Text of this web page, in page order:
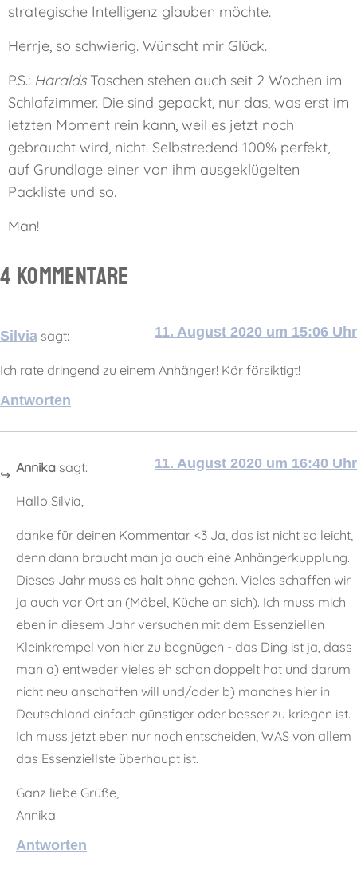
strategische Intelligenz glauben möchte.
Herrje, so schwierig. Wünscht mir Glück.
P.S.: HaraldsTaschen stehen auch seit 2 Wochen im
Schlafzimmer. Die sind gepackt, nur das, was erst im
letzten Moment rein kann, weil es jetzt noch
gebraucht wird, nicht. Selbstredend 100% perfekt,
auf Grundlage einer von ihm ausgeklügelten
Packliste und so.
Man!
4 Kommentare
Silvia sagt: 11. August 2020 um 15:06 Uhr
Ich rate dringend zu einem Anhänger! Kör försiktigt!
Antworten
Annika sagt: 11. August 2020 um 16:40 Uhr
Hallo Silvia,
danke für deinen Kommentar. <3 Ja, das ist nicht so leicht,
denn dann braucht man ja auch eine Anhängerkupplung.
Dieses Jahr muss es halt ohne gehen. Vieles schaffen wir
ja auch vor Ort an (Möbel, Küche an sich). Ich muss mich
eben in diesem Jahr versuchen mit dem Essenziellen
Kleinkrempel von hier zu begnügen - das Ding ist ja, dass
man a) entweder vieles eh schon doppelt hat und darum
nicht neu anschaffen will und/oder b) manches hier in
Deutschland einfach günstiger oder besser zu kriegen ist.
Ich muss jetzt eben nur noch entscheiden, WAS von allem
das Essenziellste überhaupt ist.
Ganz liebe Grüße,
Annika
Antworten